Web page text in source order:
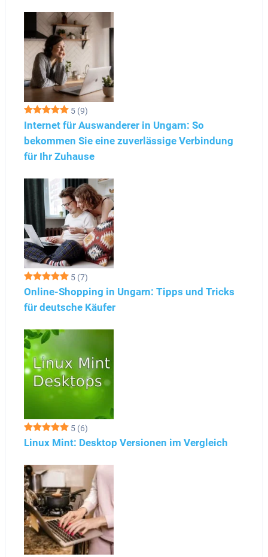
5 (9)
Internet für Auswanderer in Ungarn: So
bekommen Sie eine zuverlässige Verbindung
für Ihr Zuhause
5 (7)
Online-Shopping in Ungarn: Tipps und Tricks
für deutsche Käufer
5 (6)
Linux Mint: Desktop Versionen im Vergleich